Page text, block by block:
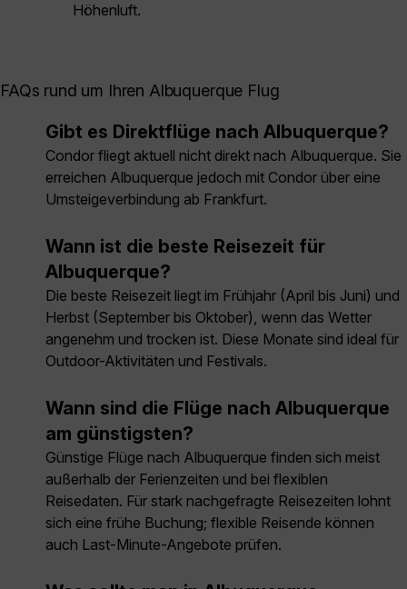
Höhenluft.
FAQs rund um Ihren Albuquerque Flug
Gibt es Direktflüge nach Albuquerque?
Condor fliegt aktuell nicht direkt nach Albuquerque. Sie
erreichen Albuquerque jedoch mit Condor über eine
Umsteigeverbindung ab Frankfurt.
Wann ist die beste Reisezeit für
Albuquerque?
Die beste Reisezeit liegt im Frühjahr (April bis Juni) und
Herbst (September bis Oktober), wenn das Wetter
angenehm und trocken ist. Diese Monate sind ideal für
Outdoor-Aktivitäten und Festivals.
Wann sind die Flüge nach Albuquerque
am günstigsten?
Günstige Flüge nach Albuquerque finden sich meist
außerhalb der Ferienzeiten und bei flexiblen
Reisedaten. Für stark nachgefragte Reisezeiten lohnt
sich eine frühe Buchung; flexible Reisende können
auch Last-Minute-Angebote prüfen.